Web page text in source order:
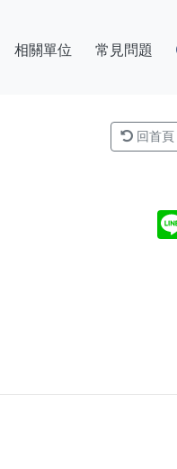
相關單位 常見問題
回首頁